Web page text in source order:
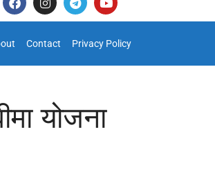
Contact Privacy Policy
योजना